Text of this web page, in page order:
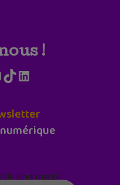
!
TikTokLinkedIn
lundi matin)